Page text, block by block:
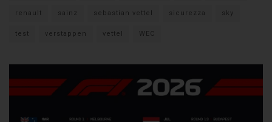
renault sainz sebastian vettel sicurezza sky
test verstappen vettel WEC